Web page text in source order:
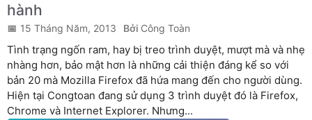
hành
15 Tháng Năm, 2013 Công Toàn
Tình trạng ngốn ram, hay bị treo trình duyệt, mượt mà và nhẹ
nhàng hơn, bảo mật hơn là những cải thiện đáng kể so với
bản 20 mà Mozilla Firefox đã hứa mang đến cho người dùng.
Hiện tại Congtoan đang sử dụng 3 trình duyệt đó là Firefox,
Chrome và Internet Explorer. Nhưng...